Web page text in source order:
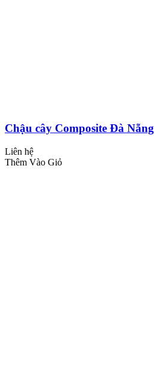
Chậu cây Composite Đà Nẵng
Liên hệ
Thêm Vào Giỏ